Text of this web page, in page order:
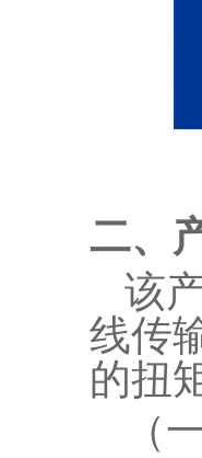
二、
该
线传
的扭
（